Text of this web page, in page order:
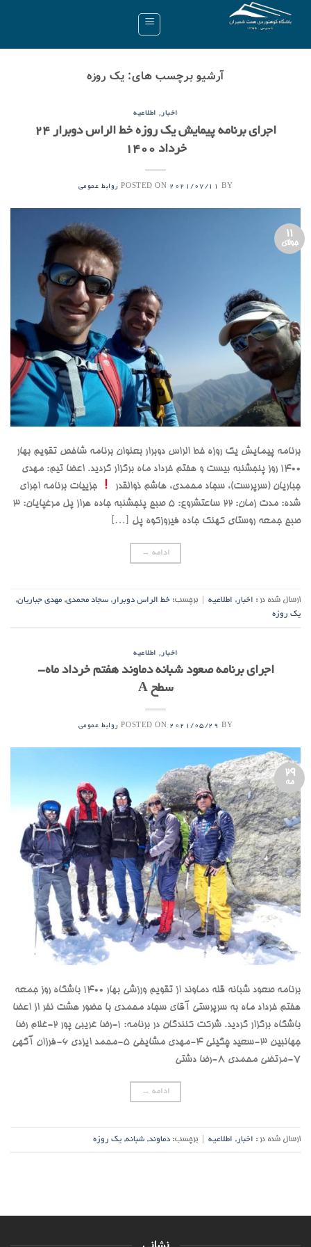
آرشیو برچسب های: یک روزه
اخبار, اطلاعیه
اجرای برنامه پیمایش یک روزه خط الراس دوبرار ۲۴
خرداد ۱۴۰۰
POSTED ON 2021/07/11 BY روابط عمومی
11
جولای
برنامه پیمایش یک روزه خط الراس دوبرار بعنوان برنامه شاخص تقویم بهار
۱۴۰۰ روز پنجشنبه بیست و هفتم خرداد ماه برگزار گردید. اعضا تیم: مهدی
جباریان (سرپرست)، سجاد محمدی، هاشم ذوالقدر
جزییات برنامه اجرای
شده: مدت زمان: 22 ساعتشروع: 5 صبح پنجشنبه جاده هراز پل مرغپایان: 3
صبح جمعه روستای کهنک جاده فیروزکوه پل […]
ادامه →
ارسال شده در : اخبار , اطلاعیه برچسب: خط الراس دوبرار , سجاد محمدی, مهدی جباریان,
یک روزه
اخبار , اطلاعیه
اجرای برنامه صعود شبانه دماوند هفتم خرداد ماه-
سطح A
POSTED ON 2021/05/29 BY روابط عمومی
29
مه
برنامه صعود شبانه قله دماوند از تقویم ورزشی بهار 1400 باشگاه روز جمعه
هفتم خرداد ماه به سرپرستی آقای سجاد محمدی با حضور هشت نفر از اعضا
باشگاه برگزار گردید. شرکت کنندگان در برنامه: ۱-رضا غریبی پور ۲-غلام رضا
جهانبین ۳-سعید چگینی ۴-مهدی مشایخی ۵-محمد ایزدی ۶-فرزان آگهی
۷-مرتضی محمدی ۸-رضا دشتی
ادامه →
ارسال شده در : اخبار , اطلاعیه برچسب: دماوند, شبانه, یک روزه